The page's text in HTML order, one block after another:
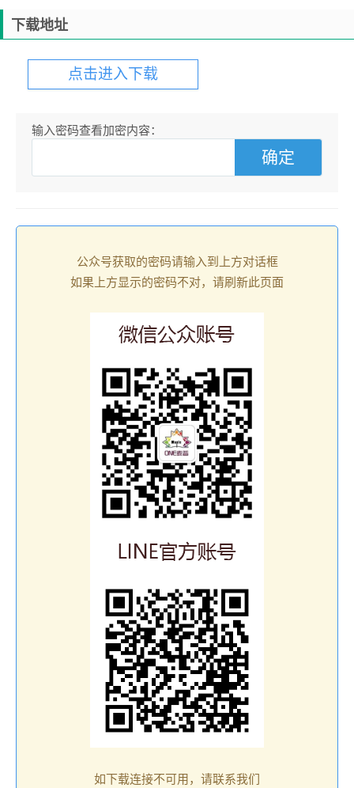
下载地址
点击进入下载
输入密码查看加密内容：
公众号获取的密码请输入到上方对话框
如果上方显示的密码不对，请刷新此页面
如下载连接不可用，请联系我们